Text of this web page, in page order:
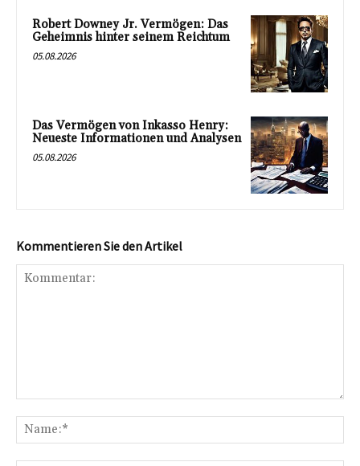
Robert Downey Jr. Vermögen: Das
Geheimnis hinter seinem Reichtum
05.08.2026
Das Vermögen von Inkasso Henry:
Neueste Informationen und Analysen
05.08.2026
Kommentieren Sie den Artikel